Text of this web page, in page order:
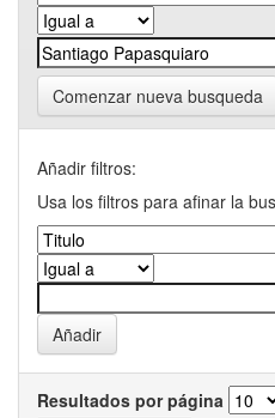
Comenzar nueva busqueda
Añadir filtros:
Usa los filtros para afinar la
Resultados por página